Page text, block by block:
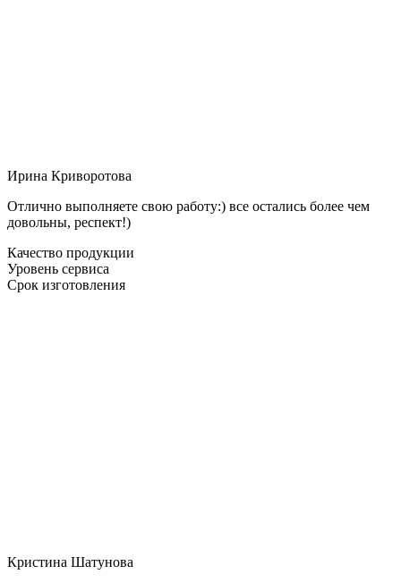
Ирина Криворотова
Отлично выполняете свою работу:) все остались более чем
довольны, респект!)
Качество продукции
Уровень сервиса
Срок изготовления
Кристина Шатунова